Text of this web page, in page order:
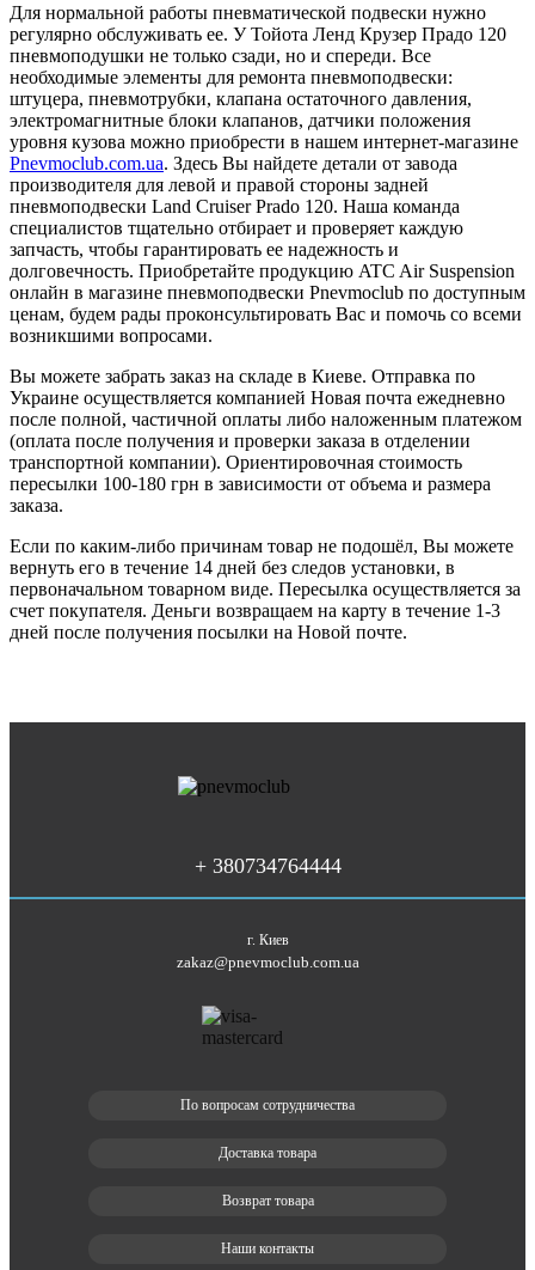
Для нормальной работы пневматической подвески нужно
регулярно обслуживать ее. У Тойота Ленд Крузер Прадо 120
пневмоподушки не только сзади, но и спереди. Все
необходимые элементы для ремонта пневмоподвески:
штуцера, пневмотрубки, клапана остаточного давления,
электромагнитные блоки клапанов, датчики положения
уровня кузова можно приобрести в нашем интернет-магазине
Pnevmoclub.com.ua. Здесь Вы найдете детали от завода
производителя для левой и правой стороны задней
пневмоподвески Land Cruiser Prado 120. Наша команда
специалистов тщательно отбирает и проверяет каждую
запчасть, чтобы гарантировать ее надежность и
долговечность. Приобретайте продукцию ATC Air Suspension
онлайн в магазине пневмоподвески Pnevmoclub по доступным
ценам, будем рады проконсультировать Вас и помочь со всеми
возникшими вопросами.
Вы можете забрать заказ на складе в Киеве. Отправка по
Украине осуществляется компанией Новая почта ежедневно
после полной, частичной оплаты либо наложенным платежом
(оплата после получения и проверки заказа в отделении
транспортной компании). Ориентировочная стоимость
пересылки 100-180 грн в зависимости от объема и размера
заказа.
Если по каким-либо причинам товар не подошёл, Вы можете
вернуть его в течение 14 дней без следов установки, в
первоначальном товарном виде. Пересылка осуществляется за
счет покупателя. Деньги возвращаем на карту в течение 1-3
дней после получения посылки на Новой почте.
+ 380734764444
г. Киев
zakaz@pnevmoclub.com.ua
По вопросам сотрудничества
Доставка товара
Возврат товара
Наши контакты